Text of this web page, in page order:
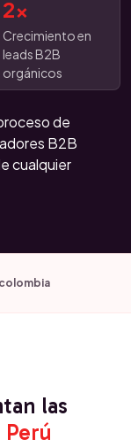
2x
Crecimiento en
leads B2B
orgánicos
de
B2B
cualquier
las
Perú